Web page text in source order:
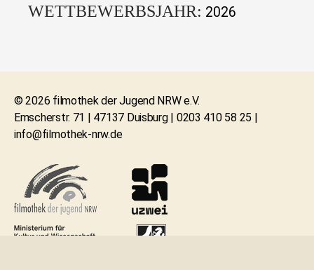
WETTBEWERBSJAHR: 2026
© 2026 filmothek der Jugend NRW e.V.
Emscherstr. 71 | 47137 Duisburg | 0203 410 58 25 |
info@filmothek-nrw.de